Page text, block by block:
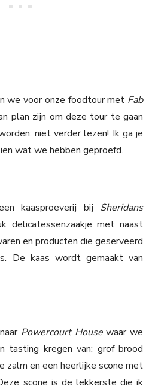
we voor onze foodtour met Fab
plan zijn om deze tour te gaan
niet verder lezen! Ik ga je
wat we hebben geproefd.
kaasproeverij bij Sheridans
delicatessenzaakje met naast
en producten die geserveerd
De kaas wordt gemaakt van
Powercourt Housewaar we
tasting kregen van: grof brood
en een heerlijke scone met
scone is de lekkerste die ik